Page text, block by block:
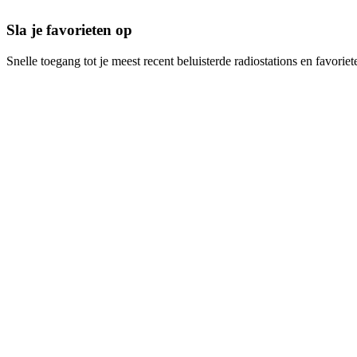
Sla je favorieten op
Snelle toegang tot je meest recent beluisterde radiostations en